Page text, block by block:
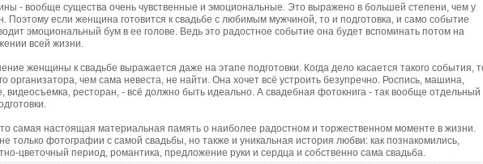
- вообще существа очень чувственные и эмоциональные. Это выражено в большей степени, чем у
Поэтому если женщина готовится к свадьбе с любимым мужчиной, то и подготовка, и само событие
эмоциональный бум в ее голове. Ведь это радостное событие она будет вспоминать потом на
всей жизни.
женщины к свадьбе выражается даже на этапе подготовки. Когда дело касается такого события,
организатора, чем сама невеста, не найти. Она хочет всё устроить безупречно. Роспись, машина,
видеосъемка, ресторан, - всё должно быть идеально. А свадебная фотокнига - так вообще отдельный
самая настоящая материальная память о наиболее радостном и торжественном моменте в жизни.
только фотографии с самой свадьбы, но также и уникальная история любви: как познакомились,
цветочный период, романтика, предложение руки и сердца и собственно сама свадьба.